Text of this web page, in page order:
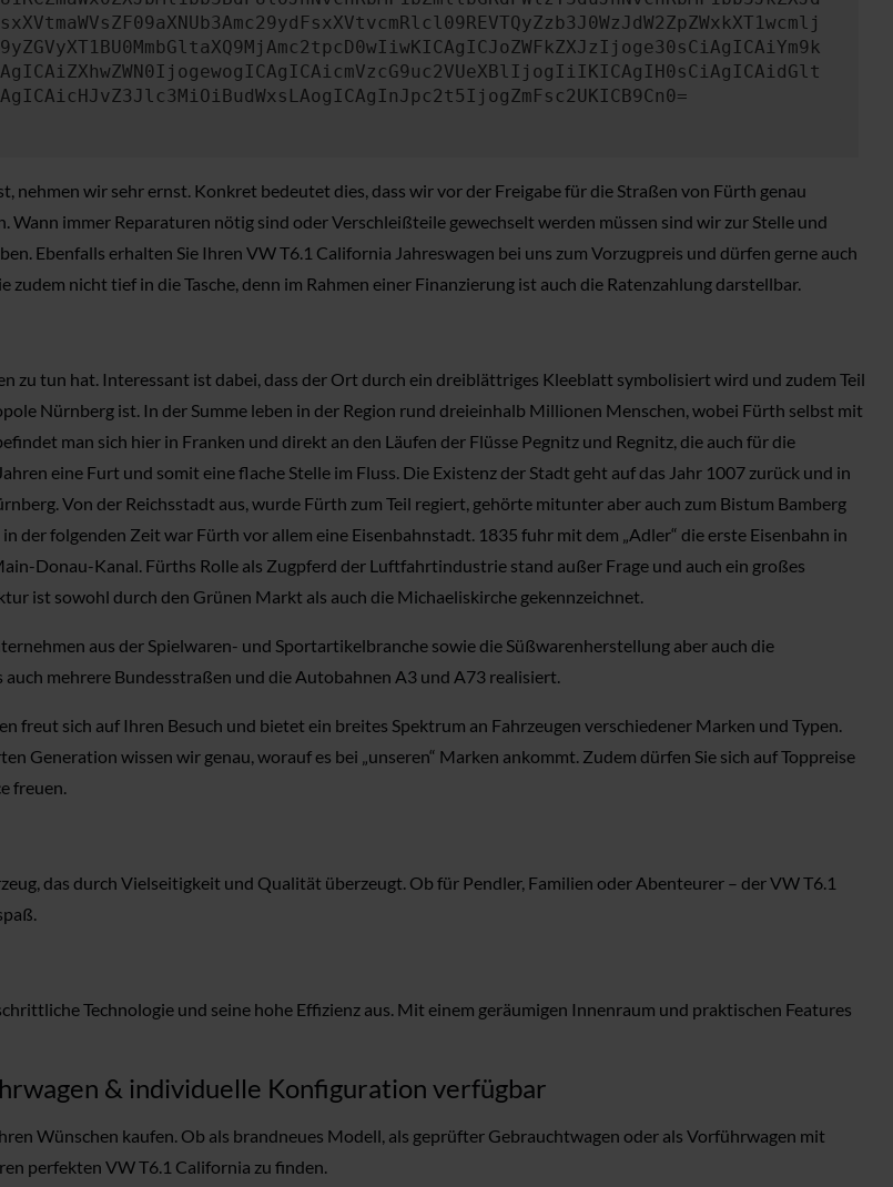
nehmen wir sehr ernst. Konkret bedeutet dies, dass wir vor der Freigabe für die Straßen von Fürth genau
immer Reparaturen nötig sind oder Verschleißteile gewechselt werden müssen sind wir zur Stelle und
Ebenfalls erhalten Sie Ihren VW T6.1 California Jahreswagen bei uns zum Vorzugpreis und dürfen gerne auch
nicht tief in die Tasche, denn im Rahmen einer Finanzierung ist auch die Ratenzahlung darstellbar.
tun hat. Interessant ist dabei, dass der Ort durch ein dreiblättriges Kleeblatt symbolisiert wird und zudem Teil
Nürnberg ist. In der Summe leben in der Region rund dreieinhalb Millionen Menschen, wobei Fürth selbst mit
man sich hier in Franken und direkt an den Läufen der Flüsse Pegnitz und Regnitz, die auch für die
eine Furt und somit eine flache Stelle im Fluss. Die Existenz der Stadt geht auf das Jahr 1007 zurück und in
Von der Reichsstadt aus, wurde Fürth zum Teil regiert, gehörte mitunter aber auch zum Bistum Bamberg
der folgenden Zeit war Fürth vor allem eine Eisenbahnstadt. 1835 fuhr mit dem „Adler“ die erste Eisenbahn in
Donau-Kanal. Fürths Rolle als Zugpferd der Luftfahrtindustrie stand außer Frage und auch ein großes
ist sowohl durch den Grünen Markt als auch die Michaeliskirche gekennzeichnet.
aus der Spielwaren- und Sportartikelbranche sowie die Süßwarenherstellung aber auch die
mehrere Bundesstraßen und die Autobahnen A3 und A73 realisiert.
freut sich auf Ihren Besuch und bietet ein breites Spektrum an Fahrzeugen verschiedener Marken und Typen.
Generation wissen wir genau, worauf es bei „unseren“ Marken ankommt. Zudem dürfen Sie sich auf Toppreise
freuen.
das durch Vielseitigkeit und Qualität überzeugt. Ob für Pendler, Familien oder Abenteurer – der VW T6.1
Technologie und seine hohe Effizienz aus. Mit einem geräumigen Innenraum und praktischen Features
& individuelle Konfiguration verfügbar
Wünschen kaufen. Ob als brandneues Modell, als geprüfter Gebrauchtwagen oder als Vorführwagen mit
perfekten VW T6.1 California zu finden.